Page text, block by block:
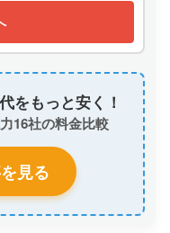
をもっと安く！
16社の料金比較
見る